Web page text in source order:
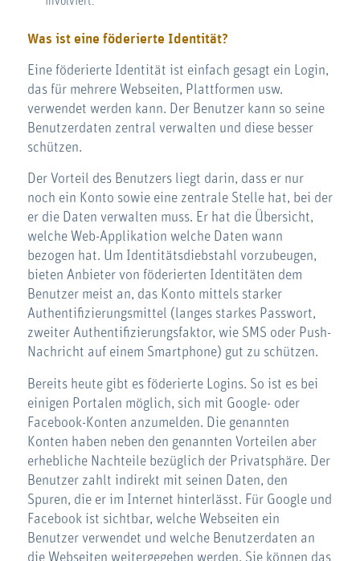
Was ist eine föderierte Identität?
Eine föderierte Identität ist einfach gesagt ein Login,
das für mehrere Webseiten, Plattformen usw.
verwendet werden kann. Der Benutzer kann so seine
Benutzerdaten zentral verwalten und diese besser
schützen.
Der Vorteil des Benutzers liegt darin, dass er nur
noch ein Konto sowie eine zentrale Stelle hat, bei der
er die Daten verwalten muss. Er hat die Übersicht,
welche Web-Applikation welche Daten wann
bezogen hat. Um Identitätsdiebstahl vorzubeugen,
bieten Anbieter von föderierten Identitäten dem
Benutzer meist an, das Konto mittels starker
Authentifizierungsmittel (langes starkes Passwort,
zweiter Authentifizierungsfaktor, wie SMS oder Push-
Nachricht auf einem Smartphone) gut zu schützen.
Bereits heute gibt es föderierte Logins. So ist es bei
einigen Portalen möglich, sich mit Google- oder
Facebook-Konten anzumelden. Die genannten
Konten haben neben den genannten Vorteilen aber
erhebliche Nachteile bezüglich der Privatsphäre. Der
Benutzer zahlt indirekt mit seinen Daten, den
Spuren, die er im Internet hinterlässt. Für Google und
Facebook ist sichtbar, welche Webseiten ein
Benutzer verwendet und welche Benutzerdaten an
die Webseiten weitergegeben werden. Sie können das